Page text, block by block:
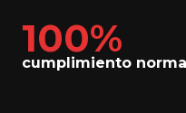
100%
cumplimiento